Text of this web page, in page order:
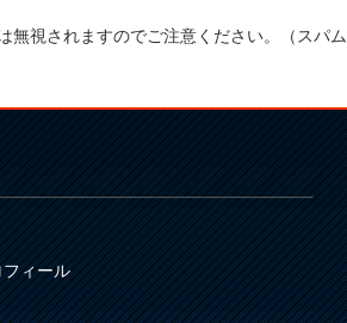
無視されますのでご注意ください。（スパム
ィール